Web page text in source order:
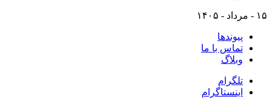
۱۵ - مرداد - ۱۴۰۵
پیوندها
تماس با ما
وبلاگ
تلگرام
اینستاگرام